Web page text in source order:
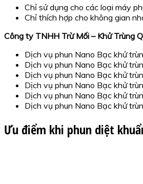
Chỉ sử dụng cho các loại máy
Chỉ thích hợp cho không gian
Công ty TNHH Trừ Mối – Khử Trùng
Dịch vụ phun Nano Bạc khử
Dịch vụ phun Nano Bạc khử
Dịch vụ phun Nano Bạc khử
Dịch vụ phun Nano Bạc khử
Dịch vụ phun Nano Bạc khử
Dịch vụ phun Nano Bạc khử
Ưu điểm khi phun diệt